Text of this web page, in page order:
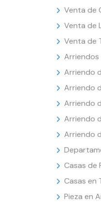
Venta de
Venta de
Venta de
Arriendos
Arriendo
Arriendo
Arriendo
Arriendo
Arriendo
Casas de
Casas en
Pieza en